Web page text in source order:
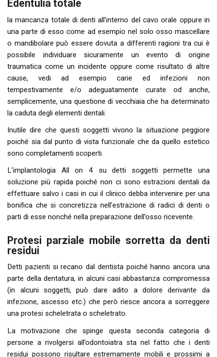
Edentulia totale
la mancanza totale di denti all’interno del cavo orale oppure in
una parte di esso come ad esempio nel solo osso mascellare
o mandibolare può essere dovuta a differenti ragioni tra cui è
possibile individuare sicuramente un evento di origine
traumatica come un incidente oppure come risultato di altre
cause, vedi ad esempio carie ed infezioni non
tempestivamente e/o adeguatamente curate od anche,
semplicemente, una questione di vecchiaia che ha determinato
la caduta degli elementi dentali.
Inutile dire che questi soggetti vivono la situazione peggiore
poiché sia dal punto di vista funzionale che da quello estetico
sono completamenti scoperti.
L’implantologia All on 4 su detti soggetti permette una
soluzione più rapida poiché non ci sono estrazioni dentali da
effettuare salvo i casi in cui il clinico debba intervenire per una
bonifica che si concretizza nell’estrazione di radici di denti o
parti di esse nonché nella preparazione dell’osso ricevente.
Protesi parziale mobile sorretta da denti
residui
Detti pazienti si recano dal dentista poiché hanno ancora una
parte della dentatura, in alcuni casi abbastanza compromessa
(in alcuni soggetti, può dare adito a dolore derivante da
infezione, ascesso etc.) che però riesce ancora a sorreggere
una protesi scheletrata o scheletrato.
La motivazione che spinge questa seconda categoria di
persone a rivolgersi all’odontoiatra sta nel fatto che i denti
residui possono risultare estremamente mobili e prossimi a